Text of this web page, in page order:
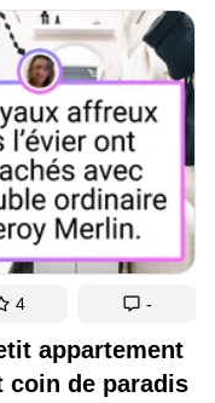
bien agencé.
appartement
coin de paradis
4 -